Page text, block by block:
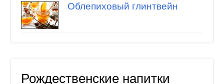
Облепиховый глинтвейн
Рождественские напитки